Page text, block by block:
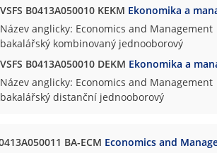
VSFS B0413A050010 KEKM Ekonomika a
Název anglicky: Economics and Management
bakalářský kombinovaný jednooborový
VSFS B0413A050010 DEKM Ekonomika a
Název anglicky: Economics and Management
bakalářský distanční jednooborový
BA-ECM Economics and